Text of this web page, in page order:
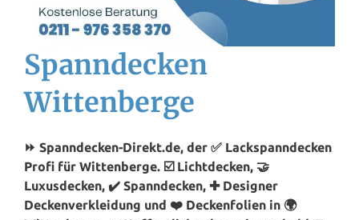
Spanndecken
Wittenberge
⏩ Spanndecken-Direkt.de, der ✅ Lackspanndecken
Profi für Wittenberge. ☑️ Lichtdecken, 🤝
Luxusdecken, ✔️ Spanndecken, ✚ Designer
Deckenverkleidung und ❤️ Deckenfolien in 🌍